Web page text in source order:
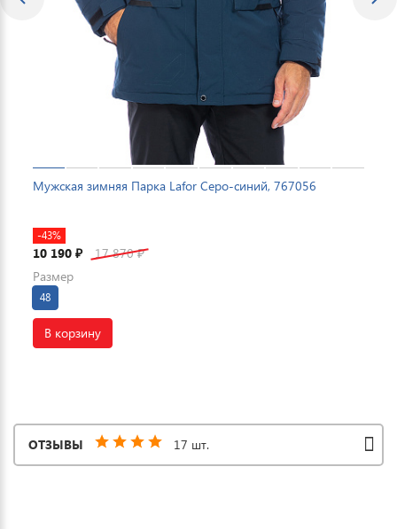
Мужская зимняя Парка Lafor Серо-синий, 767056
-43%
10 190 ₽ 17 870₽
Размер
48
В корзину
ОТЗЫВЫ 17 шт.